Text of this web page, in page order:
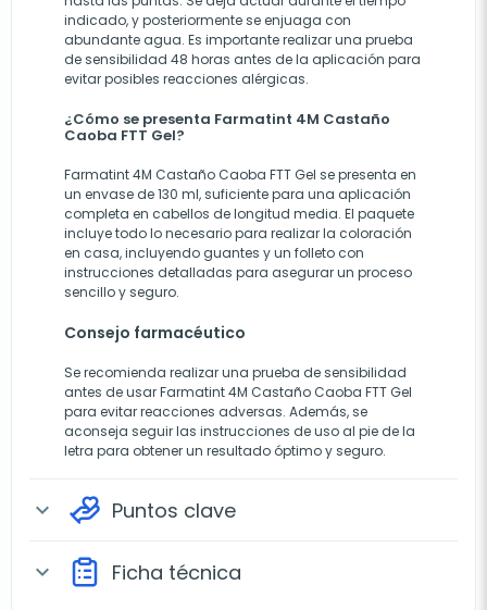
indicado, y posteriormente se enjuaga con
abundante agua. Es importante realizar una prueba
de sensibilidad 48 horas antes de la aplicación para
evitar posibles reacciones alérgicas.
¿Cómo se presenta Farmatint 4M Castaño
Caoba FTT Gel?
Farmatint 4M Castaño Caoba FTT Gel se presenta en
un envase de 130 ml, suficiente para una aplicación
completa en cabellos de longitud media. El paquete
incluye todo lo necesario para realizar la coloración
en casa, incluyendo guantes y un folleto con
instrucciones detalladas para asegurar un proceso
sencillo y seguro.
Consejo farmacéutico
Se recomienda realizar una prueba de sensibilidad
antes de usar Farmatint 4M Castaño Caoba FTT Gel
para evitar reacciones adversas. Además, se
aconseja seguir las instrucciones de uso al pie de la
letra para obtener un resultado óptimo y seguro.
expand_more Puntos clave
expand_more Ficha técnica